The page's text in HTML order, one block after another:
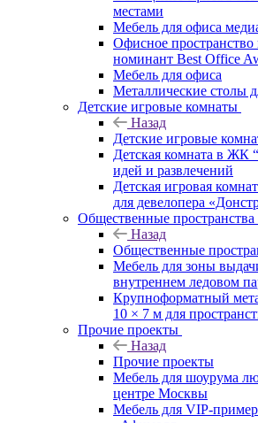
местами
Мебель для офиса
Офисное
номинант Best Office
Мебель для офиса
Металлические столы
Детские игровые комнаты
Назад
Детские игровые
Детская комната в ЖК
идей и развлечений
Детская игровая
для девелопера
Общественные пространства
Назад
Общественные
Мебель для зоны
внутреннем ледовом
Крупноформатный
10 × 7 м для
Прочие проекты
Назад
Прочие проекты
Мебель для шоурума
центре Москвы
Мебель для VIP-